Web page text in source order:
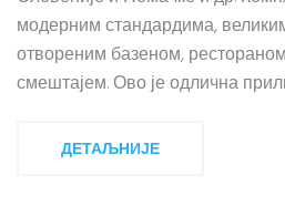
модерним стандардима,
отвореним базеном,
смештајем. Ово је одлична
ДЕТАЉНИЈЕ